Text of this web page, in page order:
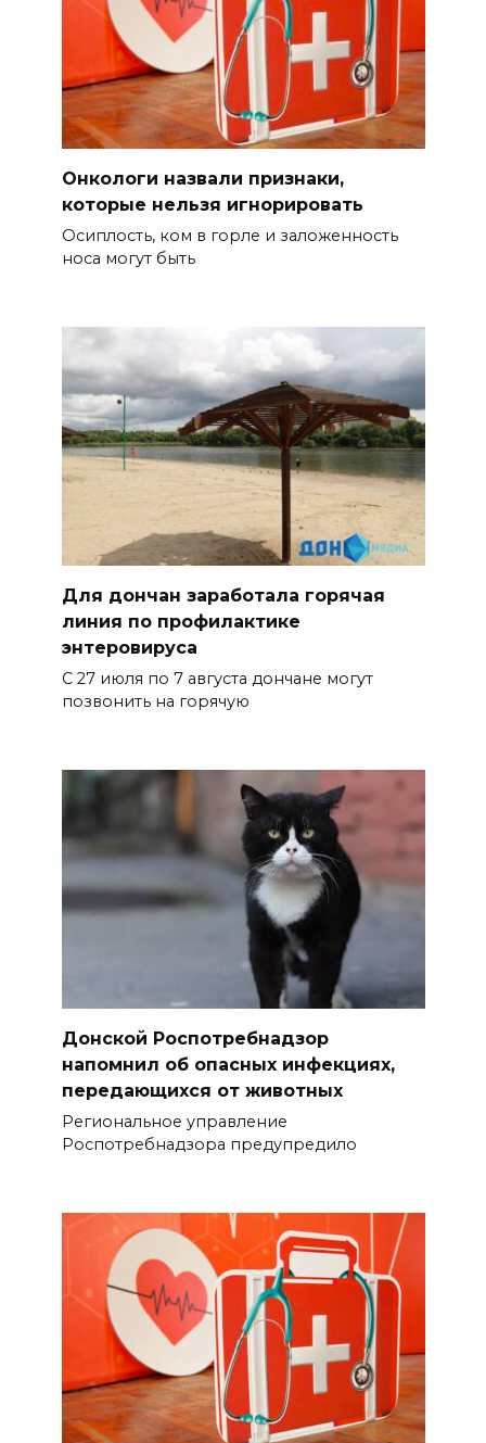
Онкологи назвали признаки,
которые нельзя игнорировать
Осиплость, ком в горле и заложенность
носа могут быть
Для дончан заработала горячая
линия по профилактике
энтеровируса
С 27 июля по 7 августа дончане могут
позвонить на горячую
Донской Роспотребнадзор
напомнил об опасных инфекциях,
передающихся от животных
Региональное управление
Роспотребнадзора предупредило